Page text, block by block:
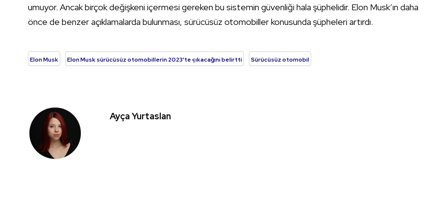
umuyor. Ancak birçok değişkeni içermesi gereken bu sistemin güvenliği hala şüphelidir. Elon Musk’ın daha
önce de benzer açıklamalarda bulunması, sürücüsüz otomobiller konusunda şüpheleri artırdı.
Elon Musk Elon Musk sürücüsüz otomobillerin 2023'te çıkacağını belirtti Sürücüsüz otomobil
Ayça Yurtaslan